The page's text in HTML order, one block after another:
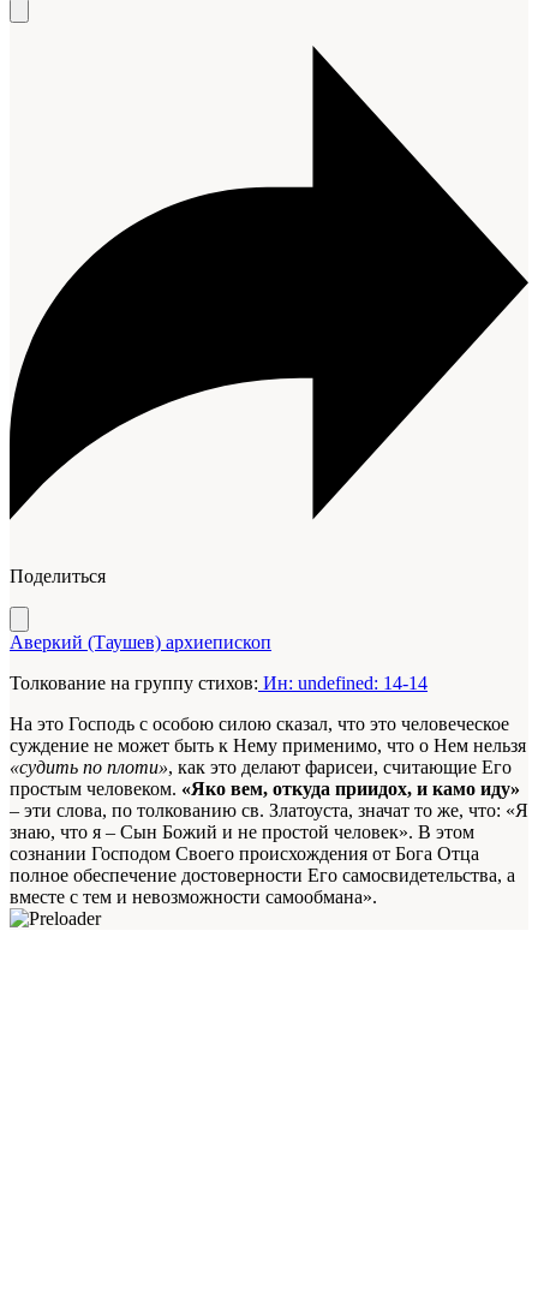
Поделиться
Аверкий (Таушев) архиепископ
Толкование на группу стихов: Ин: undefined: 14-14
На это Господь с особою силою сказал, что это человеческое
суждение не может быть к Нему применимо, что о Нем нельзя
«судить по плоти», как это делают фарисеи, считающие Его
простым человеком. «Яко вем, откуда приидох, и камо иду»
– эти слова, по толкованию св. Златоуста, значат то же, что: «Я
знаю, что я – Сын Божий и не простой человек». В этом
сознании Господом Своего происхождения от Бога Отца
полное обеспечение достоверности Его самосвидетельства, а
вместе с тем и невозможности самообмана».